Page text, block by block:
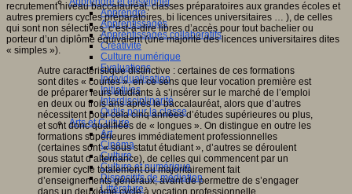
Apprendre
Apprentissages
Apprentissages collaboratifs
Créativité
Culture numérique
Evaluations
Individualisation
Initiatives
Interdisciplinarité
Outils pour la classe
Arts et Culture
Art
Cinéma
Culture
Culture et numérique
Dispositifs de médiation
Littérature
recrutement niveau baccalauréat, classes préparatoires aux grandes écoles et
autres premiers cycles préparatoires, bi licences universitaires … ), de celles
qui sont non sélectives, c’est-à-dire libres d’accès pour tout bachelier ou
porteur d’un diplôme équivalent (une majorité des licences universitaires dites
« simples »).
Autre caractéristique distinctive : certaines de ces formations
sont dites « courtes », en ce sens que leur vocation première est
de préparer leurs étudiants à s’insérer sur le marché de l’emploi
en deux ou trois ans après le baccalauréat, alors que d’autres
nécessitent pour cela cinq années d’études supérieures ou plus,
et sont donc qualifiées de « longues ». On distingue en outre les
formations supérieures immédiatement professionnelles
(certaines sont « sous statut étudiant », d’autres se déroulent
sous statut d’alternance), de celles qui commencent par un
premier cycle totalement ou majoritairement fait
d’enseignements généraux, avant de permettre de s’engager
dans un deuxième cycle à vocation professionnelle